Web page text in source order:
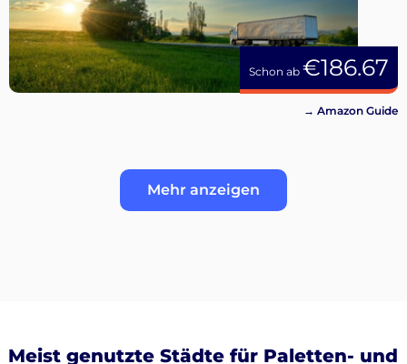
Schon ab €186.67
→ Amazon Guide
Mehr anzeigen
Meist genutzte Städte für Paletten- und